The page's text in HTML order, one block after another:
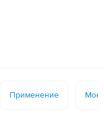
Применение